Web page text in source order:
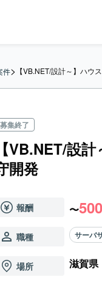
件> 【VB.NET/設計～】ハウ
募集終了
【VB.NET/設
開発
報酬 〜
職種 サーバ
場所 滋賀県